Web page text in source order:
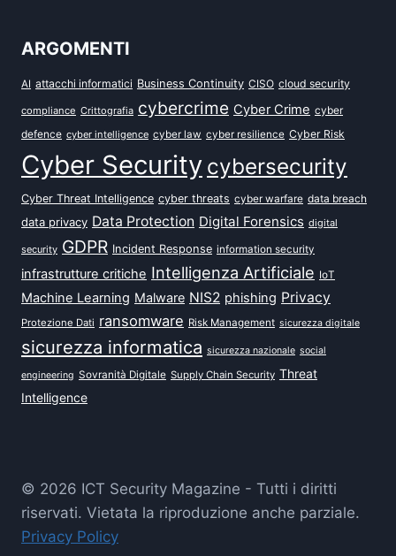
ARGOMENTI
AI attacchi informatici Business Continuity CISO cloud security
compliance Crittografia cybercrime Cyber Crime cyber
defence cyber intelligence cyber law cyber resilience Cyber Risk
Cyber Security cybersecurity
Cyber Threat Intelligence cyber threats cyber warfare data breach
data privacy Data Protection Digital Forensics digital
security GDPR Incident Response information security
infrastrutture critiche Intelligenza Artificiale IoT
Machine Learning Malware NIS2 phishing Privacy
Protezione Dati ransomware Risk Management sicurezza digitale
sicurezza informatica sicurezza nazionale social
engineering Sovranità Digitale Supply Chain Security Threat
Intelligence
© 2026 ICT Security Magazine - Tutti i diritti
riservati. Vietata la riproduzione anche parziale.
Privacy Policy